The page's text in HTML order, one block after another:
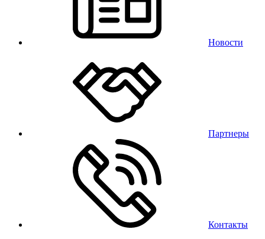
Новости
Партнеры
Контакты